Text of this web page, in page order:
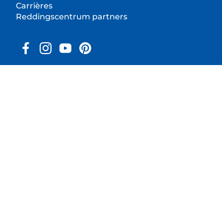
Carrières
Reddingscentrum partners